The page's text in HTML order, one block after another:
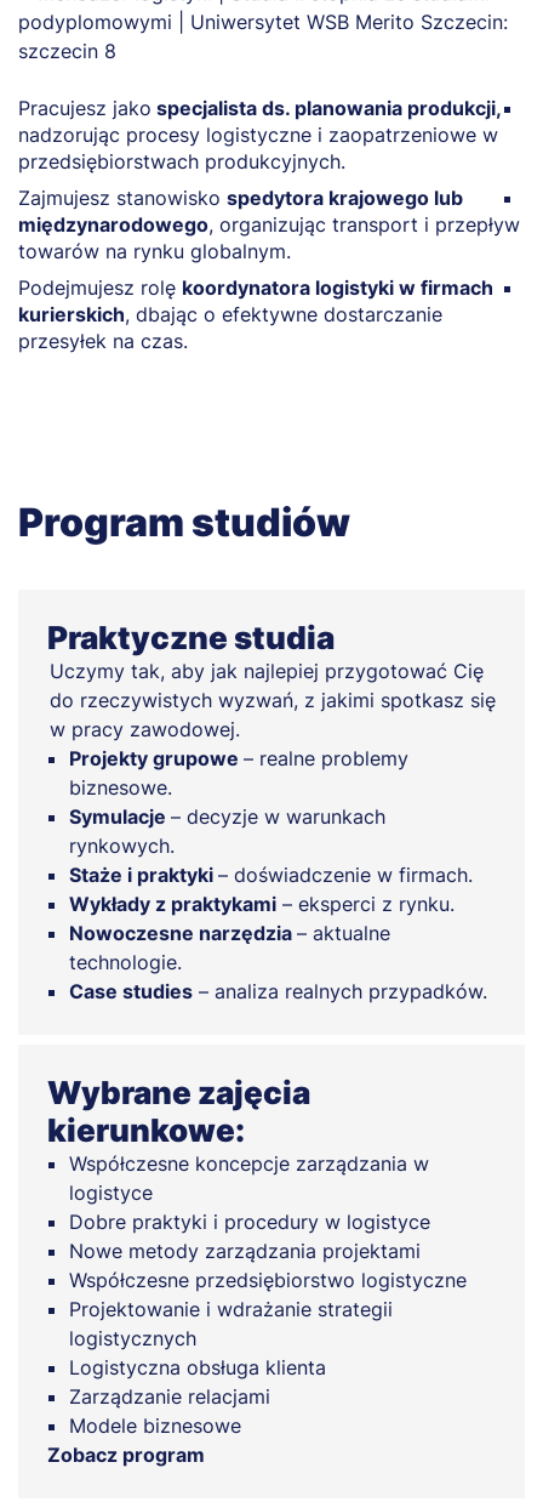
Pracujesz jako specjalista ds. planowania produkcji,
nadzorując procesy logistyczne i zaopatrzeniowe w
przedsiębiorstwach produkcyjnych.
Zajmujesz stanowisko spedytora krajowego lub
międzynarodowego, organizując transport i przepływ
towarów na rynku globalnym.
Podejmujesz rolę koordynatora logistyki w firmach
kurierskich, dbając o efektywne dostarczanie
przesyłek na czas.
Program studiów
Praktyczne studia
Uczymy tak, aby jak najlepiej przygotować Cię
do rzeczywistych wyzwań, z jakimi spotkasz się
w pracy zawodowej.
Projekty grupowe – realne problemy
biznesowe.
Symulacje – decyzje w warunkach
rynkowych.
Staże i praktyki – doświadczenie w firmach.
Wykłady z praktykami – eksperci z rynku.
Nowoczesne narzędzia – aktualne
technologie.
Case studies – analiza realnych przypadków.
Wybrane zajęcia
kierunkowe:
Współczesne koncepcje zarządzania w
logistyce
Dobre praktyki i procedury w logistyce
Nowe metody zarządzania projektami
Współczesne przedsiębiorstwo logistyczne
Projektowanie i wdrażanie strategii
logistycznych
Logistyczna obsługa klienta
Zarządzanie relacjami
Modele biznesowe
Zobacz program